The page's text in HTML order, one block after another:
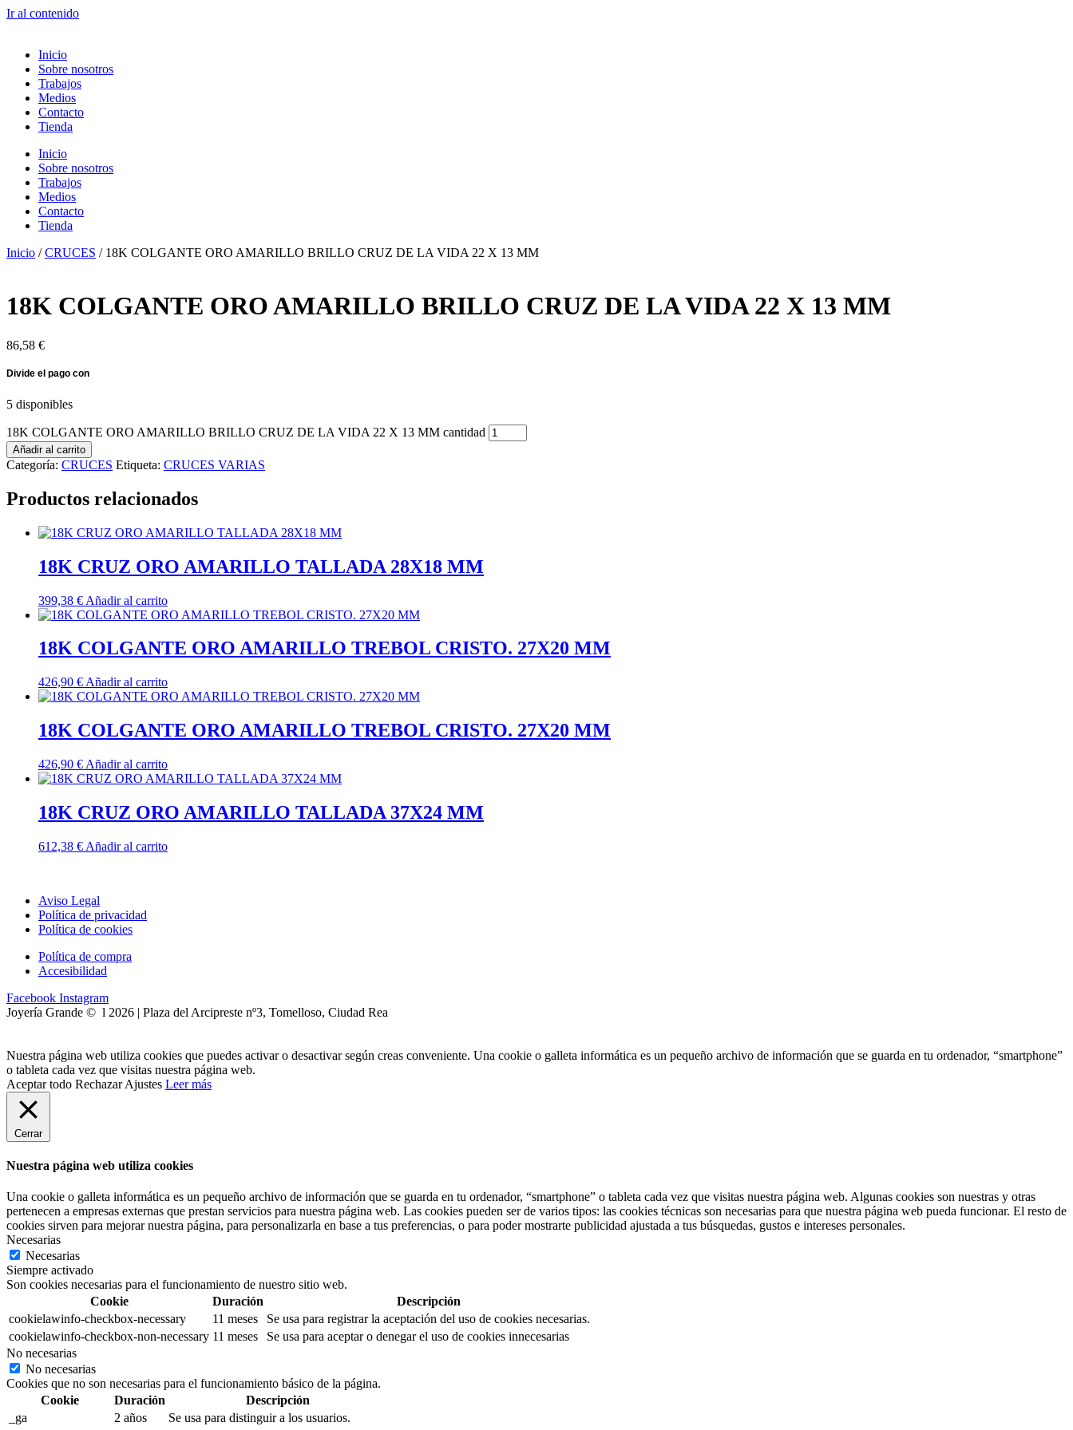
Ir al contenido
Inicio
Sobre nosotros
Trabajos
Medios
Contacto
Tienda
Inicio
Sobre nosotros
Trabajos
Medios
Contacto
Tienda
Inicio /CRUCES / 18K COLGANTE ORO AMARILLO BRILLO CRUZ DE LA VIDA 22 X 13 MM
18K COLGANTE ORO AMARILLO BRILLO CRUZ DE LA VIDA 22 X 13 MM
86,58 €
5 disponibles
18K COLGANTE ORO AMARILLO BRILLO CRUZ DE LA VIDA 22 X 13 MM cantidad
Añadir al carrito
Categoría: CRUCES Etiqueta: CRUCES VARIAS
Productos relacionados
18K CRUZ ORO AMARILLO TALLADA 28X18 MM
399,38 € Añadir al carrito
18K COLGANTE ORO AMARILLO TREBOL CRISTO. 27X20 MM
426,90 € Añadir al carrito
18K COLGANTE ORO AMARILLO TREBOL CRISTO. 27X20 MM
426,90 € Añadir al carrito
18K CRUZ ORO AMARILLO TALLADA 37X24 MM
612,38 € Añadir al carrito
Aviso Legal
Política de privacidad
Política de cookies
Política de compra
Accesibilidad
Facebook Instagram
Joyería Grande © l 2026 | Plaza del Arcipreste nº3, Tomelloso, Ciudad Rea
Nuestra página web utiliza cookies que puedes activar o desactivar según creas conveniente. Una cookie o galleta informática es un pequeño archivo de información que se guarda en tu ordenador, “smartphone”
o tableta cada vez que visitas nuestra página web.
Aceptar todo Rechazar Ajustes Leer más
Cerrar
Nuestra página web utiliza cookies
Una cookie o galleta informática es un pequeño archivo de información que se guarda en tu ordenador, “smartphone” o tableta cada vez que visitas nuestra página web. Algunas cookies son nuestras y otras
pertenecen a empresas externas que prestan servicios para nuestra página web. Las cookies pueden ser de varios tipos: las cookies técnicas son necesarias para que nuestra página web pueda funcionar. El resto de
cookies sirven para mejorar nuestra página, para personalizarla en base a tus preferencias, o para poder mostrarte publicidad ajustada a tus búsquedas, gustos e intereses personales.
Necesarias
Necesarias
Siempre activado
Son cookies necesarias para el funcionamiento de nuestro sitio web.
Cookie
Duración
Descripción
cookielawinfo-checkbox-necessary
11 meses
Se usa para registrar la aceptación del uso de cookies necesarias.
cookielawinfo-checkbox-non-necessary 11 meses
Se usa para aceptar o denegar el uso de cookies innecesarias
No necesarias
No necesarias
Cookies que no son necesarias para el funcionamiento básico de la página.
Cookie
Duración
Descripción
_ga
2 años
Se usa para distinguir a los usuarios.